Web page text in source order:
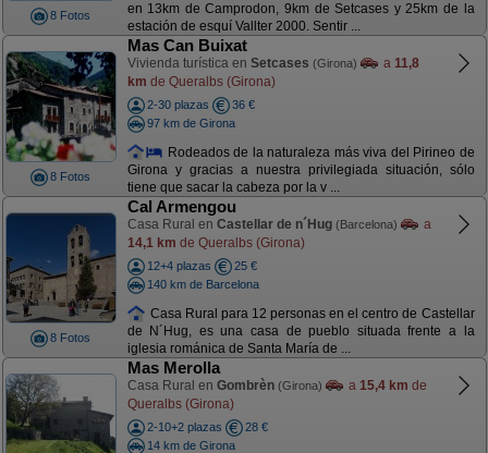
8 Fotos
en 13km de Camprodon, 9km de Setcases y 25km de la
estación de esquí Vallter 2000. Sentir ...
8 Fotos
Mas Can Buixat
Vivienda turística en Setcases (Girona) a 11,8
km de Queralbs (Girona)
2-30 plazas
36 €
97 km de Girona
Rodeados de la naturaleza más viva del Pirineo de
Girona y gracias a nuestra privilegiada situación, sólo
tiene que sacar la cabeza por la v ...
8 Fotos
Cal Armengou
Casa Rural en Castellar de n´Hug (Barcelona)
a
14,1 km de Queralbs (Girona)
12+4 plazas
25 €
140 km de Barcelona
Casa Rural para 12 personas en el centro de Castellar
de N´Hug, es una casa de pueblo situada frente a la
iglesia románica de Santa María de ...
Mas Merolla
Casa Rural en Gombrèn (Girona) a 15,4 km de
Queralbs (Girona)
2-10+2 plazas
28 €
14 km de Girona